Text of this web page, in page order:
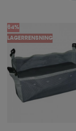
64%
LAGERRENSNING